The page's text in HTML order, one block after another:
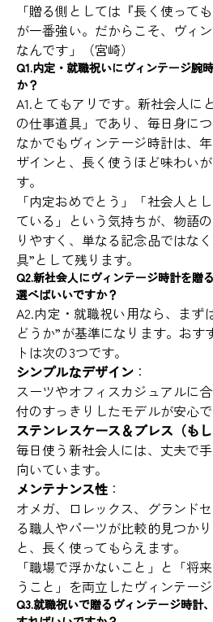
「贈る側としては『長く使って
が一番強い。だからこそ、ヴィ
なんです」（宮崎）
Q1.内定・就職祝いにヴィンテージ腕
か？
A1.とてもアリです。新社会人に
の仕事道具」であり、毎日身に
なかでもヴィンテージ時計は、
ザインと、長く使うほど味わい
す。
「内定おめでとう」「社会人と
ている」という気持ちが、物語
りやすく、単なる記念品ではな
具”として残ります。
Q2.新社会人にヴィンテージ時計を贈
選べばいいですか？
A2.内定・就職祝い用なら、まず
どうか”が基準になります。おす
トは次の3つです。
シンプルなデザイン ：
スーツやオフィスカジュアルに
付のすっきりしたモデルが安心で
ステンレスケース＆ブレス（もし
毎日使う新社会人には、丈夫で
向いています。
メンテナンス性 ：
オメガ、ロレックス、グランド
る職人やパーツが比較的見つか
と、長く使ってもらえます。
「職場で浮かないこと」と「将
うこと」を両立したヴィンテー
Q3.就職祝いで贈るヴィンテージ時計